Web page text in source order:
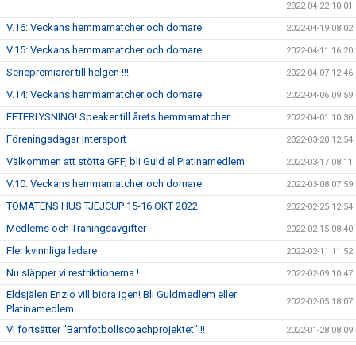
2022-04-22 10:01
V.16: Veckans hemmamatcher och domare 2022-04-19 08:02
V.15: Veckans hemmamatcher och domare 2022-04-11 16:20
Seriepremiärer till helgen !!! 2022-04-07 12:46
V.14: Veckans hemmamatcher och domare 2022-04-06 09:59
EFTERLYSNING! Speaker till årets hemmamatcher. 2022-04-01 10:30
Föreningsdagar Intersport 2022-03-20 12:54
Välkommen att stötta GFF, bli Guld el Platinamedlem 2022-03-17 08:11
V.10: Veckans hemmamatcher och domare 2022-03-08 07:59
TOMATENS HUS TJEJCUP 15-16 OKT 2022 2022-02-25 12:54
Medlems och Träningsavgifter 2022-02-15 08:40
Fler kvinnliga ledare 2022-02-11 11:52
Nu släpper vi restriktionerna ! 2022-02-09 10:47
Eldsjälen Enzio vill bidra igen! Bli Guldmedlem eller
Platinamedlem
2022-02-05 18:07
Vi fortsätter "Barnfotbollscoachprojektet"!!! 2022-01-28 08:09